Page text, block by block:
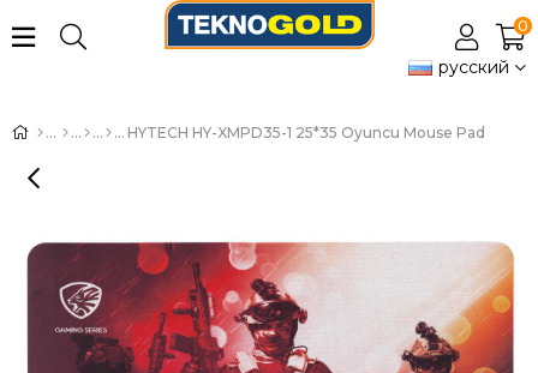
русский
0
HYTECH HY-XMPD35-1 25*35 Oyuncu Mouse Pad